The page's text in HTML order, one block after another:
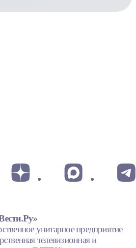
унитарное предприятие
телевизионная и